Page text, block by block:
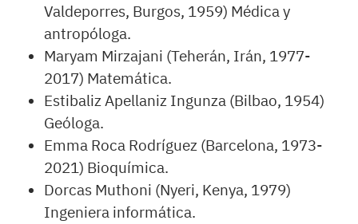
Valdeporres, Burgos, 1959) Médica y
antropóloga.
Maryam Mirzajani (Teherán, Irán, 1977-
2017) Matemática.
Estibaliz Apellaniz Ingunza (Bilbao, 1954)
Geóloga.
Emma Roca Rodríguez (Barcelona, 1973-
2021) Bioquímica.
Dorcas Muthoni (Nyeri, Kenya, 1979)
Ingeniera informática.